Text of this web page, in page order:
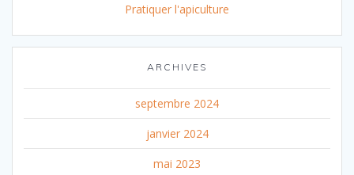
Pratiquer l'apiculture
ARCHIVES
septembre 2024
janvier 2024
mai 2023